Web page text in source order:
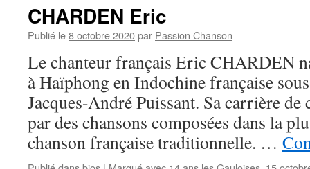
CHARDEN Eric
Publié le8 octobre 2020par Passion Chanson
Le chanteur français Eric CHARDEN
à Haïphong en Indochine française
Jacques-André Puissant. Sa carrière de
par des chansons composées dans la
chanson française traditionnelle. …